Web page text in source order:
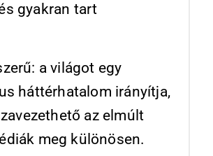
gyakran tart
a világot egy
háttérhatalom irányítja,
az elmúlt
meg különösen.